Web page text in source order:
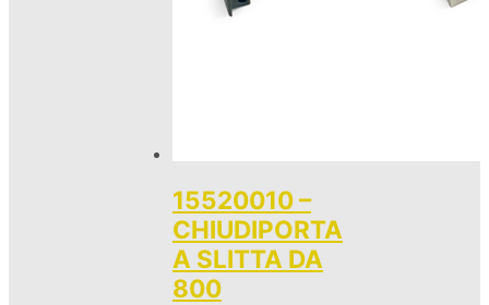
15520010 –
CHIUDIPORTA
A SLITTA DA
800